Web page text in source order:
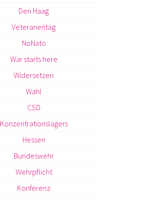
Den Haag
Veteranentag
NoNato
War starts here
Widersetzen
Wahl
CSD
Konzentrationslagers
Hessen
Bundeswehr
Wehrpflicht
Konferenz